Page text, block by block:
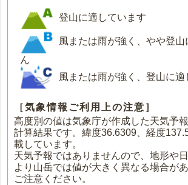
登山に適しています
風または雨が強く、やや登
ん
風または雨が強く、登山に適
［気象情報ご利用上の注意］
高度別の値は気象庁が作成した天気予
計算結果です。緯度36.6309、経度
載しています。
天気予報ではありませんので、地形や
より山岳では値が大きく異なる場合が
ご注意ください。